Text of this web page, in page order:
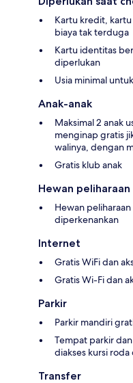
Kartu kredit,
biaya tak terduga
Kartu identitas
diperlukan
Usia minimal
Anak-anak
Maksimal 2 anak
menginap gratis
walinya, dengan
Gratis klub anak
Hewan peliharaan
Hewan
diperkenankan
Internet
Gratis WiFi dan
Gratis Wi-Fi dan
Parkir
Parkir mandiri
Tempat parkir
diakses kursi
Transfer